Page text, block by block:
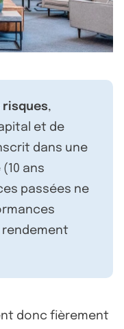
risques,
et de
dans une
ans
passées ne
donc fièrement